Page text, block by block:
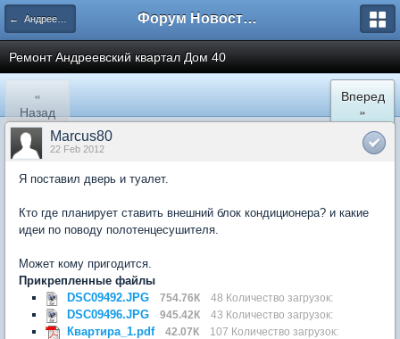
← Андреевский квартал Форум Новостройки
Ремонт Андреевский квартал Дом 40
«
Назад
Вперед
»
Marcus80
22 Feb 2012
Я поставил дверь и туалет.
Кто где планирует ставить внешний блок кондиционера? и какие
идеи по поводу полотенцесушителя.
Может кому пригодится.
Прикрепленные файлы
DSC09492.JPG
754.76К 48 Количество загрузок:
DSC09496.JPG 945.42К 43 Количество загрузок:
Квартира_1.pdf 42.07К 107 Количество загрузок: